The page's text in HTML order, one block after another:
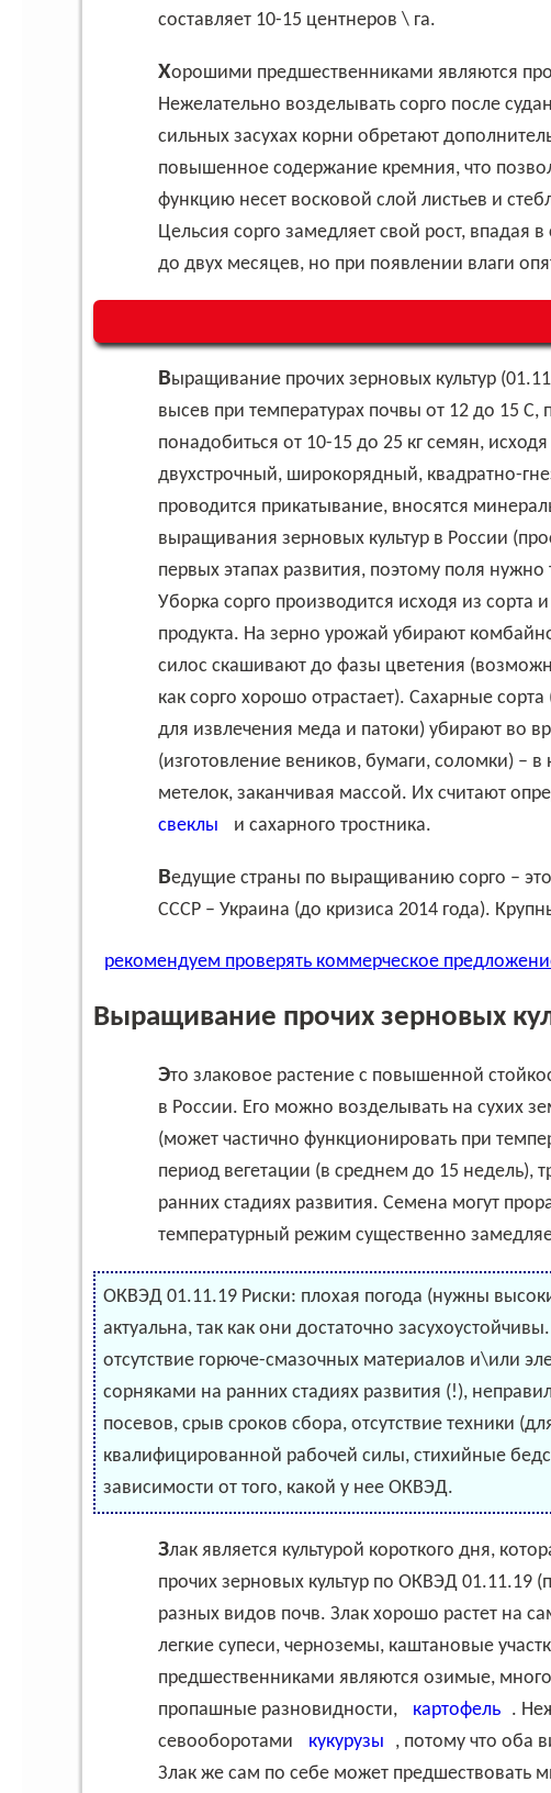
составляет 10-15 центнеров \ га.
Хорошими предшественниками являются
Нежелательно возделывать сорго после
сильных засухах корни обретают
повышенное содержание кремния, что
функцию несет восковой слой листьев и
Цельсия сорго замедляет свой рост, впадая
до двух месяцев, но при появлении влаги
Выращивание прочих зерновых культур (01.11.19 ОКВЭД), таких как сорго, предполагает
высев при температурах почвы от 12 до 15 С,
понадобиться от 10-15 до 25 кг семян,
двухстрочный, широкорядный, квадратно-
проводится прикатывание, вносятся
выращивания зерновых культур в России
первых этапах развития, поэтому поля
Уборка сорго производится исходя из сорта
продукта. На зерно урожай убирают
силос скашивают до фазы цветения
как сорго хорошо отрастает). Сахарные
для извлечения меда и патоки) убирают во
(изготовление веников, бумаги, соломки) –
метелок, заканчивая массой. Их считают
свеклы
и сахарного тростника.
Ведущие страны по выращиванию сорго – это США, а также Австралия, из стран бывшего
СССР – Украина (до кризиса 2014 года).
рекомендуем проверять коммерческое
Выращивание прочих зерновых
Это злаковое растение с повышенной стойкостью, восемь видов которого произрастают
в России. Его можно возделывать на сухих
(может частично функционировать при
период вегетации (в среднем до 15 недель),
ранних стадиях развития. Семена могут
температурный режим существенно
ОКВЭД 01.11.19 Риски: плохая погода (нужны
актуальна, так как они достаточно
отсутствие горюче-смазочных материалов и\или
сорняками на ранних стадиях развития (!),
посевов, срыв сроков сбора, отсутствие техники
квалифицированной рабочей силы, стихийные
зависимости от того, какой у нее ОКВЭД.
Злак является культурой короткого дня, которая экономно расходует воду. Выращивание
прочих зерновых культур по ОКВЭД 01.11.19
разных видов почв. Злак хорошо растет на
легкие супеси, черноземы, каштановые
предшественниками являются озимые,
пропашные разновидности,
картофель .
севооборотами
кукурузы
, потому что оба
Злак же сам по себе может предшествовать